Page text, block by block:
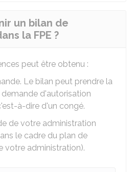
un bilan de
la FPE ?
peut être obtenu :
Le bilan peut prendre la
d'autorisation
à-dire d'un congé.
de votre administration
le cadre du plan de
votre administration).